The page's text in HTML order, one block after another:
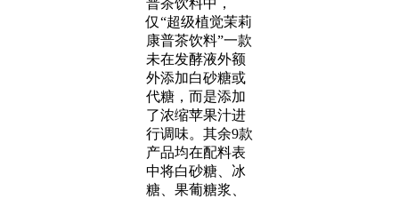
普茶饮料中，
仅“超级植觉茉莉
康普茶饮料”一款
未在发酵液外额
外添加白砂糖或
代糖，而是添加
了浓缩苹果汁进
行调味。其余9款
产品均在配料表
中将白砂糖、冰
糖、果葡糖浆、